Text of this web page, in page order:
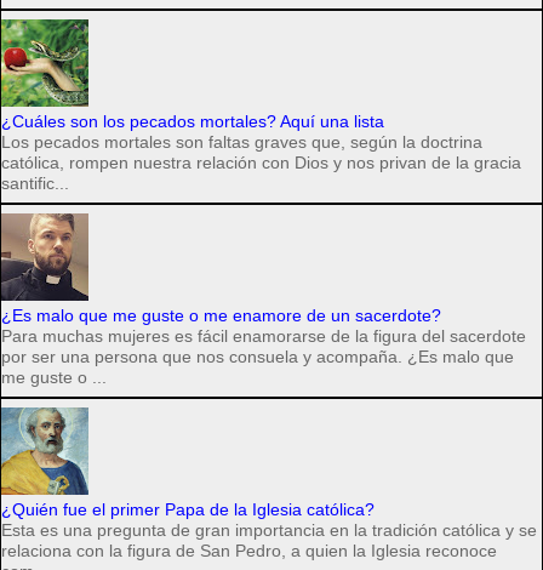
¿Cuáles son los pecados mortales? Aquí una lista
Los pecados mortales son faltas graves que, según la doctrina
católica, rompen nuestra relación con Dios y nos privan de la gracia
santific...
¿Es malo que me guste o me enamore de un sacerdote?
Para muchas mujeres es fácil enamorarse de la figura del sacerdote
por ser una persona que nos consuela y acompaña. ¿Es malo que
me guste o ...
¿Quién fue el primer Papa de la Iglesia católica?
Esta es una pregunta de gran importancia en la tradición católica y se
relaciona con la figura de San Pedro, a quien la Iglesia reconoce